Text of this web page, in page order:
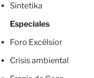
Sintetika
Especiales
Foro Excélsior
Crisis ambiental